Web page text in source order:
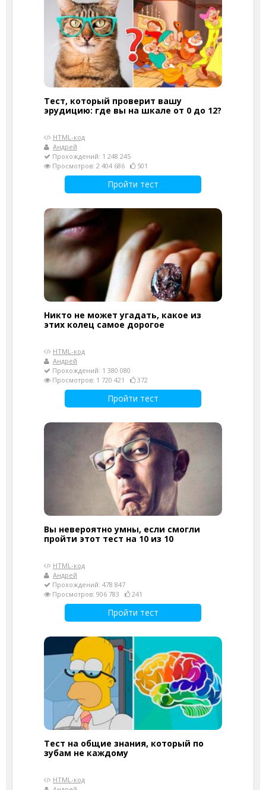
Тест, который проверит вашу
эрудицию: где вы на шкале от 0 до 12?
HTML-код
Андрей
Прохождений: 1 248 245
Просмотров: 2 404 686
501
Пройти тест
Никто не может угадать, какое из
этих колец самое дорогое
HTML-код
Андрей
Прохождений: 1 380 080
Просмотров: 1 720 421
372
Пройти тест
Вы невероятно умны, если смогли
пройти этот тест на 10 из 10
HTML-код
Андрей
Прохождений: 478 847
Просмотров: 906 783
241
Пройти тест
Тест на общие знания, который по
зубам не каждому
HTML-код